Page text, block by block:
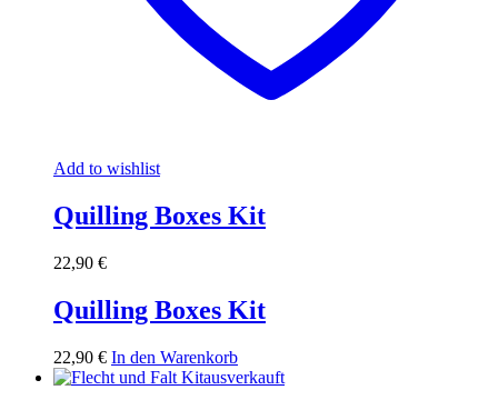
Add to wishlist
Quilling Boxes Kit
22,90 €
Quilling Boxes Kit
22,90 € In den Warenkorb
ausverkauft